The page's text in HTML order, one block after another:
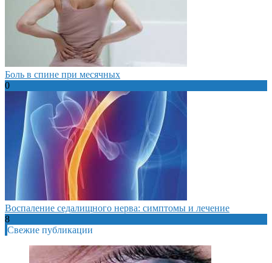
Боль в спине при месячных
0
Воспаление седалищного нерва: симптомы и лечение
8
Свежие публикации